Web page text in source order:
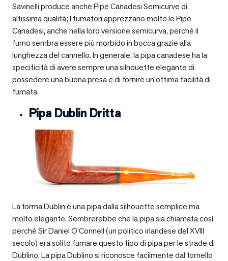
Savinelli produce anche Pipe Canadesi Semicurve di
altissima qualità; I fumatori apprezzano molto le Pipe
Canadesi, anche nella loro versione semicurva, perché il
fumo sembra essere più morbido in bocca grazie alla
lunghezza del cannello. In generale, la pipa canadese ha la
specificità di avere sempre una silhouette elegante di
possedere una buona presa e di fornire un’ottima facilità di
fumata.
Pipa Dublin Dritta
La forma Dublin è una pipa dalla silhouette semplice ma
molto elegante. Sembrerebbe che la pipa sia chiamata così
perché Sir Daniel O’Connell (un politico irlandese del XVIII
secolo) era solito fumare questo tipo di pipa per le strade di
Dublino. La pipa Dublino si riconosce facilmente dal fornello